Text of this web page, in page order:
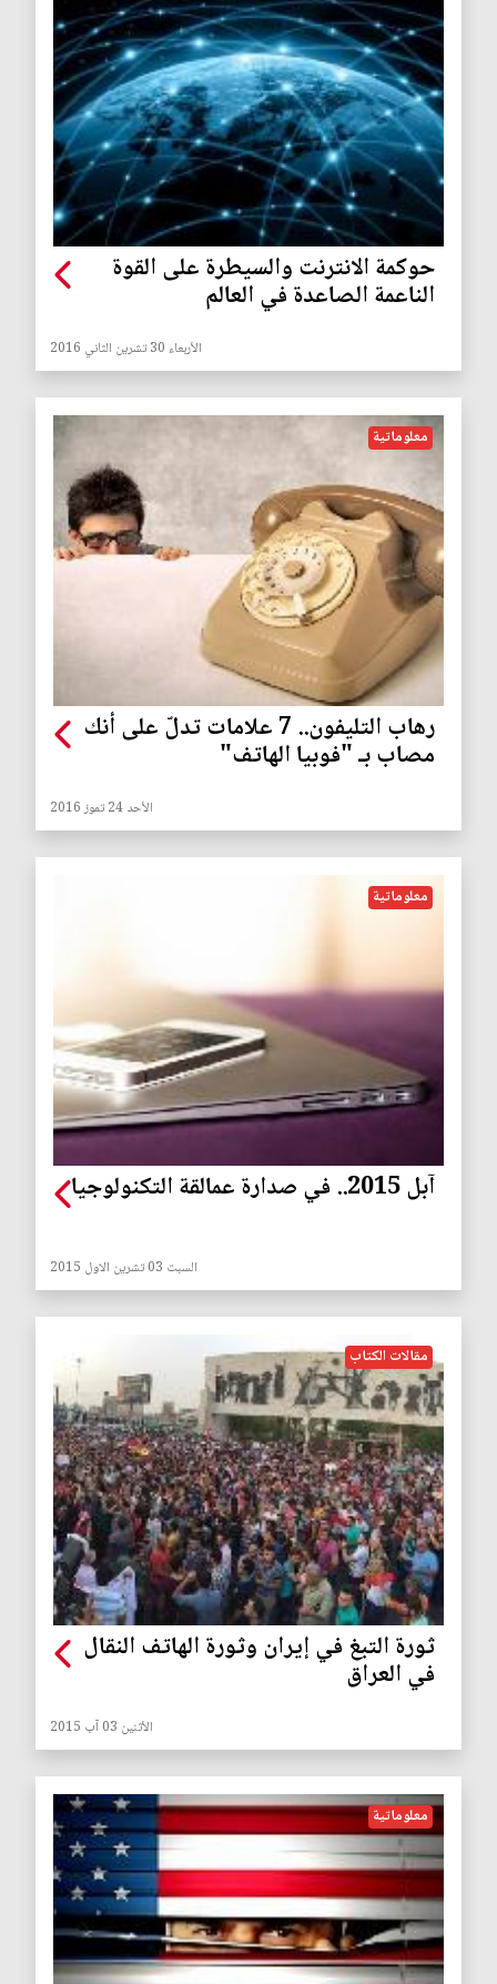
حوكمة الانترنت والسيطرة على القوة
الناعمة الصاعدة في العالم
الأربعاء 30 تشرين الثاني 2016
معلوماتية
رهاب التليفون.. 7 علامات تدلّ على أنك
مصاب بـ "فوبيا الهاتف"
الأحد 24 تموز 2016
معلوماتية
آبل 2015.. في صدارة عمالقة التكنولوجيا
السبت 03 تشرين الاول 2015
مقالات الكتاب
ثورة التبغ في إيران وثورة الهاتف النقال
في العراق
الأثنين 03 آب 2015
معلوماتية